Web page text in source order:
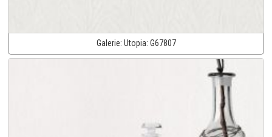
Galerie: Utopia: G67807